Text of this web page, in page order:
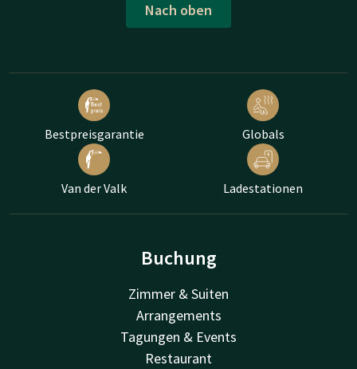
Nach oben
Bestpreisgarantie Globals
Van der Valk Ladestationen
Buchung
Zimmer & Suiten
Arrangements
Tagungen & Events
Restaurant